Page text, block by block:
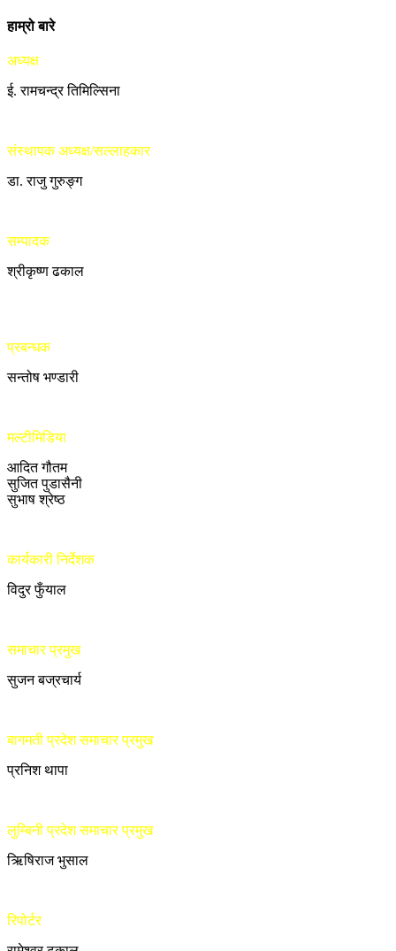
हाम्रो बारे
अध्यक्ष
ई. रामचन्द्र तिमिल्सिना
संस्थापक अध्यक्ष/सल्लाहकार
डा. राजु गुरुङ्ग
सम्पादक
श्रीकृष्ण ढकाल
प्रबन्धक
सन्तोष भण्डारी
मल्टीमिडिया
आदित गौतम
सुजित पुडासैनी
सुभाष श्रेष्ठ
कार्यकारी निर्देशक
विदुर फुँयाल
समाचार प्रमुख
सुजन बज्रचार्य
बागमती प्रदेश समाचार प्रमुख
प्रनिश थापा
लुम्बिनी प्रदेश समाचार प्रमुख
ऋिषिराज भुसाल
रिपोर्टर